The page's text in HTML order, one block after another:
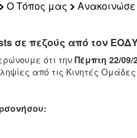
Ο Τόπος μας
σε πεζούς από τον ΕΟΔΥ
ότι την Πέμπτη 22/09/
από τις Κινητές